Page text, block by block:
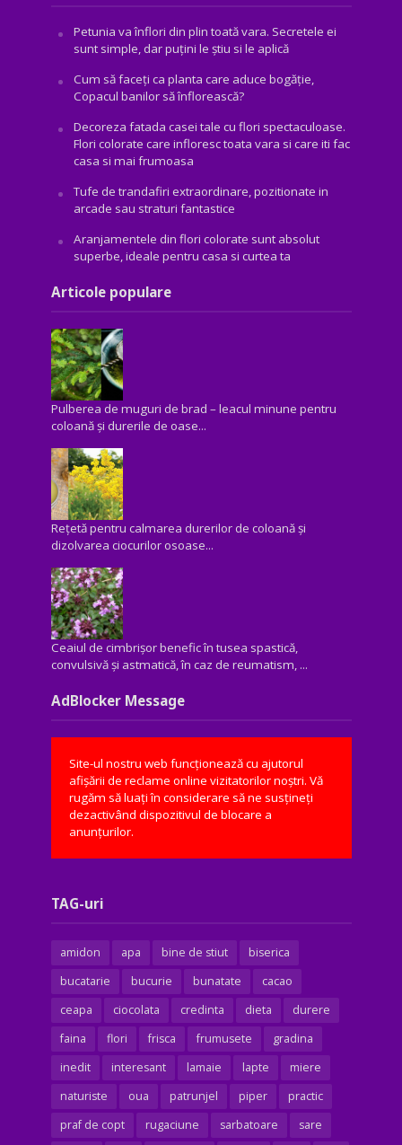
Petunia va înflori din plin toată vara. Secretele ei
sunt simple, dar puțini le știu si le aplică
Cum să faceți ca planta care aduce bogăţie,
Copacul banilor să înflorească?
Decoreza fatada casei tale cu flori spectaculoase.
Flori colorate care infloresc toata vara si care iti fac
casa si mai frumoasa
Tufe de trandafiri extraordinare, pozitionate in
arcade sau straturi fantastice
Aranjamentele din flori colorate sunt absolut
superbe, ideale pentru casa si curtea ta
Articole populare
Pulberea de muguri de brad – leacul minune pentru
coloană și durerile de oase...
Rețetă pentru calmarea durerilor de coloană și
dizolvarea ciocurilor osoase...
Ceaiul de cimbrișor benefic în tusea spastică,
convulsivă şi astmatică, în caz de reumatism, ...
AdBlocker Message
Site-ul nostru web funcționează cu ajutorul
afișării de reclame online vizitatorilor noștri. Vă
rugăm să luați în considerare să ne susțineți
dezactivând dispozitivul de blocare a
anunțurilor.
TAG-uri
amidon apa bine de stiut
biserica
bucatarie
bucurie bunatate
cacao
ceapa
ciocolata credinta dieta
durere
faina
flori frisca frumusete
gradina
inedit
interesant lamaie lapte
miere
naturiste
oua patrunjel piper
practic
praf de copt
rugaciune sarbatoare sare